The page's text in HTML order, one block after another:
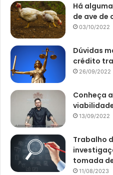
Há
de ave de
03/10/2022
Dúvidas
crédito
26/09/2022
Conheça
13/09/2022
Trabalho
tomada
11/08/2023